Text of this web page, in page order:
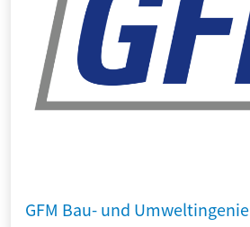
GFM Bau- und